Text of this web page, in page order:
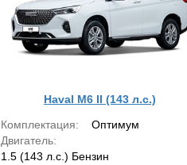
Haval M6 II (143 л.с.)
Комплектация:
Оптимум
Двигатель:
1.5 (143 л.с.) Бензин